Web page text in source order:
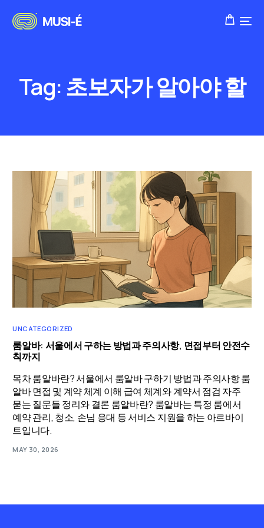
Tag:초보자가 알아야 할
UNCATEGORIZED
룸알바: 서울에서 구하는 방법과 주의사항, 면접부터 안전수
칙까지
목차 룸알바란? 서울에서 룸알바 구하기 방법과 주의사항 룸
알바 면접 및 계약 체계 이해 급여 체계와 계약서 점검 자주
묻는 질문들 정리와 결론 룸알바란? 룸알바는 특정 룸에서
예약 관리, 청소, 손님 응대 등 서비스 지원을 하는 아르바이
트입니다.
MAY 30, 2026